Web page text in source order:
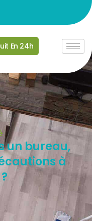
En 24h
un bureau,
à